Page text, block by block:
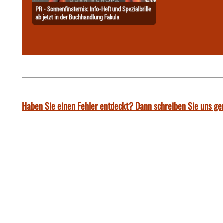
Haben Sie einen Fehler entdeckt? Dann schreiben Sie uns